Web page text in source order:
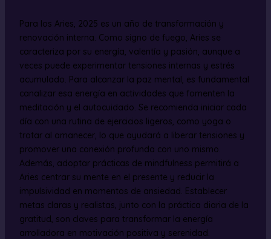
Para los Aries, 2025 es un año de transformación y
renovación interna. Como signo de fuego, Aries se
caracteriza por su energía, valentía y pasión, aunque a
veces puede experimentar tensiones internas y estrés
acumulado. Para alcanzar la paz mental, es fundamental
canalizar esa energía en actividades que fomenten la
meditación y el autocuidado. Se recomienda iniciar cada
día con una rutina de ejercicios ligeros, como yoga o
trotar al amanecer, lo que ayudará a liberar tensiones y
promover una conexión profunda con uno mismo.
Además, adoptar prácticas de mindfulness permitirá a
Aries centrar su mente en el presente y reducir la
impulsividad en momentos de ansiedad. Establecer
metas claras y realistas, junto con la práctica diaria de la
gratitud, son claves para transformar la energía
arrolladora en motivación positiva y serenidad.